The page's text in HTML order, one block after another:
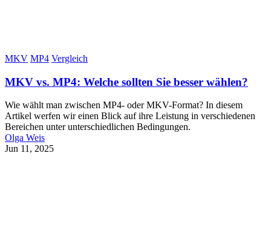
MKV MP4 Vergleich
MKV vs. MP4: Welche sollten Sie besser wählen?
Wie wählt man zwischen MP4- oder MKV-Format? In diesem
Artikel werfen wir einen Blick auf ihre Leistung in verschiedenen
Bereichen unter unterschiedlichen Bedingungen.
Olga Weis
Jun 11, 2025